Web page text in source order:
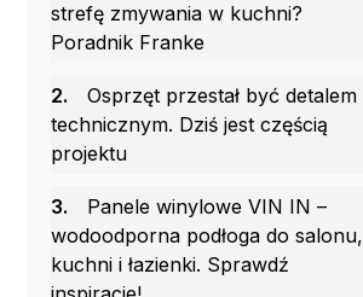
strefę zmywania w kuchni?
Poradnik Franke
2.
Osprzęt przestał być detalem
technicznym. Dziś jest częścią
projektu
3.
Panele winylowe VIN IN –
wodoodporna podłoga do salonu,
kuchni i łazienki. Sprawdź